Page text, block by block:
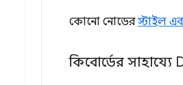
কোনো নোডেরস্টাইল
কিবোর্ডের